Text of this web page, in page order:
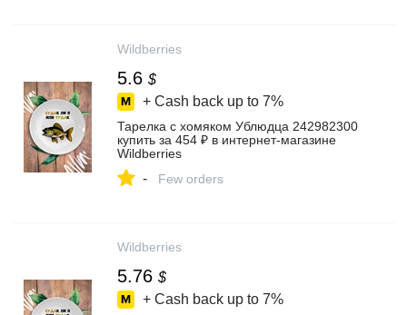
Wildberries
5.6 $
+ Cash back up to 7%
Тарелка с хомяком Ублюдца 242982300
купить за 454 ₽ в интернет‑магазине
Wildberries
- Few orders
Wildberries
5.76 $
+ Cash back up to 7%